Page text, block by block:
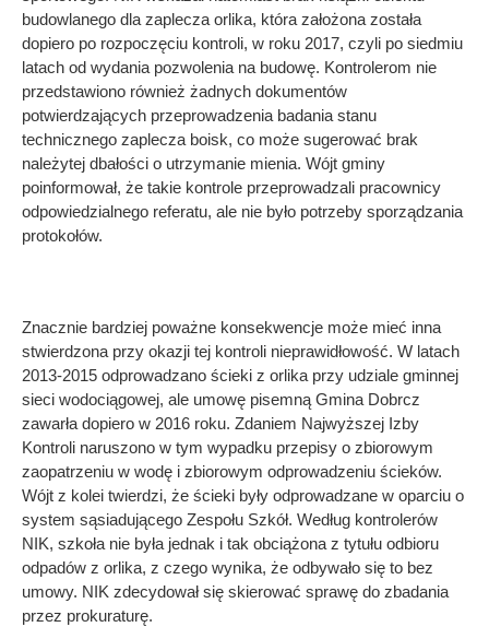
budowlanego dla zaplecza orlika, która założona została
dopiero po rozpoczęciu kontroli, w roku 2017, czyli po siedmiu
latach od wydania pozwolenia na budowę. Kontrolerom nie
przedstawiono również żadnych dokumentów
potwierdzających przeprowadzenia badania stanu
technicznego zaplecza boisk, co może sugerować brak
należytej dbałości o utrzymanie mienia. Wójt gminy
poinformował, że takie kontrole przeprowadzali pracownicy
odpowiedzialnego referatu, ale nie było potrzeby sporządzania
protokołów.
Znacznie bardziej poważne konsekwencje może mieć inna
stwierdzona przy okazji tej kontroli nieprawidłowość. W latach
2013-2015 odprowadzano ścieki z orlika przy udziale gminnej
sieci wodociągowej, ale umowę pisemną Gmina Dobrcz
zawarła dopiero w 2016 roku. Zdaniem Najwyższej Izby
Kontroli naruszono w tym wypadku przepisy o zbiorowym
zaopatrzeniu w wodę i zbiorowym odprowadzeniu ścieków.
Wójt z kolei twierdzi, że ścieki były odprowadzane w oparciu o
system sąsiadującego Zespołu Szkół. Według kontrolerów
NIK, szkoła nie była jednak i tak obciążona z tytułu odbioru
odpadów z orlika, z czego wynika, że odbywało się to bez
umowy. NIK zdecydował się skierować sprawę do zbadania
przez prokuraturę.